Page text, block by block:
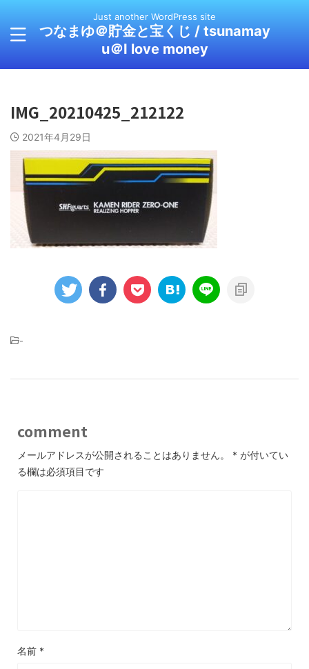
Just another WordPress site
つなまゆ＠貯金と宝くじ / tsunamay
u＠I love money
IMG_20210425_212122
2021年4月29日
-
comment
メールアドレスが公開されることはありません。 * が付いてい
る欄は必須項目です
名前 *